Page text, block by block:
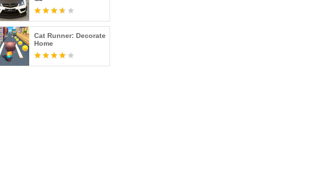
Cat Runner: Decorate
Home